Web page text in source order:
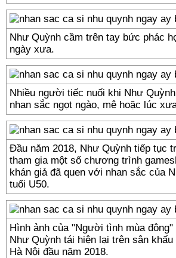
Như Quỳnh cầm trên tay bức phác
ngày xưa.
Nhiều người tiếc nuối khi Như
nhan sắc ngọt ngào, mê hoặc lúc
Đầu năm 2018, Như Quỳnh tiếp tục
tham gia một số chương trình
khán giả đã quen với nhan sắc của
tuổi U50.
Hình ảnh của "Người tình mùa
Như Quỳnh tái hiện lại trên sân
Hà Nội đầu năm 2018.